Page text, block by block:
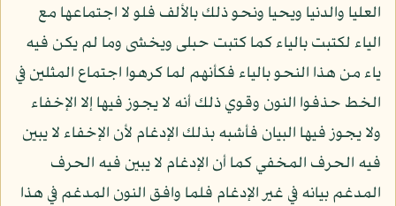
العليا والدنيا ويحيا ونحو ذلك بالألف فلو لا اجتماعها مع
الياء لكتبت بالياء كما كتبت حبلى ويخشى وما لم يكن فيه
ياء من هذا النحو بالياء فكأنهم لما كرهوا اجتماع المثلين في
الخط حذفوا النون وقوي ذلك أنه لا يجوز فيها إلا الإخفاء
ولا يجوز فيها البيان فأشبه بذلك الإدغام لأن الإخفاء لا يبين
فيه الحرف المخفي كما أن الإدغام لا يبين فيه الحرف
المدغم بيانه في غير الإدغام فلما وافق النون المدغم في هذا